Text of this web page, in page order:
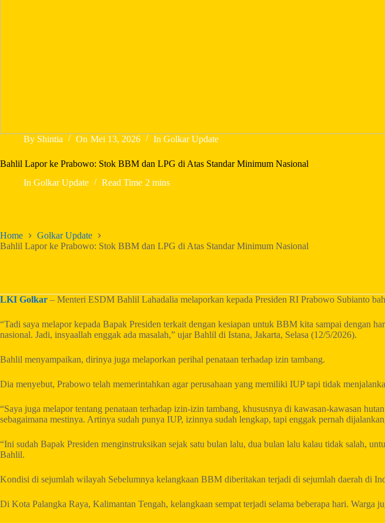
By Shintia On Mei 13, 2026 In Golkar Update
Bahlil Lapor ke Prabowo: Stok BBM dan LPG di Atas Standar Minimum Nasional
In Golkar Update Read Time 2 mins
Home
Golkar Update
Bahlil Lapor ke Prabowo: Stok BBM dan LPG di Atas Standar Minimum Nasional
LKI Golkar – Menteri ESDM Bahlil Lahadalia melaporkan kepada Presiden RI Prabowo Subianto
“Tadi saya melapor kepada Bapak Presiden terkait dengan kesiapan untuk BBM kita sampai dengan
nasional. Jadi, insyaallah enggak ada masalah,” ujar Bahlil di Istana, Jakarta, Selasa (12/5/2026).
Bahlil menyampaikan, dirinya juga melaporkan perihal penataan terhadap izin tambang.
Dia menyebut, Prabowo telah memerintahkan agar perusahaan yang memiliki IUP tapi tidak
“Saya juga melapor tentang penataan terhadap izin-izin tambang, khususnya di kawasan-kawasan
sebagaimana mestinya. Artinya sudah punya IUP, izinnya sudah lengkap, tapi enggak pernah
“Ini sudah Bapak Presiden menginstruksikan sejak satu bulan lalu, dua bulan lalu kalau tidak salah,
Bahlil.
Kondisi di sejumlah wilayah Sebelumnya kelangkaan BBM diberitakan terjadi di sejumlah daerah di
Di Kota Palangka Raya, Kalimantan Tengah, kelangkaan sempat terjadi selama beberapa hari. Warga